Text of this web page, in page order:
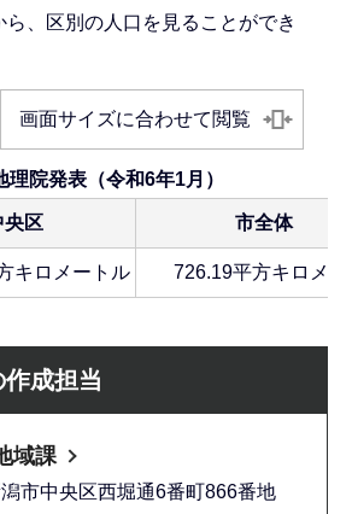
、区別の人口を見ることができ
画面サイズに合わせて閲覧
院発表（令和6年1月）
央区 市全体
キロメートル 726.19平方キロメ
成担当
域課
市中央区西堀通6番町866番地